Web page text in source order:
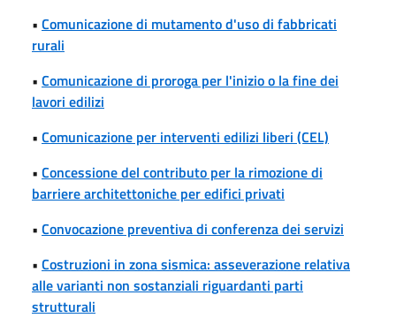
• Comunicazione di mutamento d'uso di fabbricati
rurali
• Comunicazione di proroga per l'inizio o la fine dei
lavori edilizi
• Comunicazione per interventi edilizi liberi (CEL)
• Concessione del contributo per la rimozione di
barriere architettoniche per edifici privati
• Convocazione preventiva di conferenza dei servizi
• Costruzioni in zona sismica: asseverazione relativa
alle varianti non sostanziali riguardanti parti
strutturali